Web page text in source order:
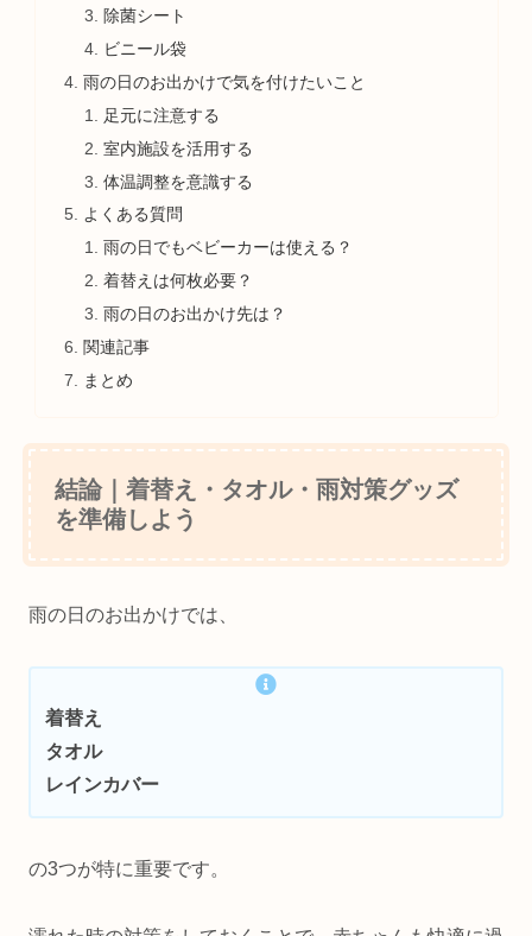
除菌シート
ビニール袋
雨の日のお出かけで気を付けたいこと
足元に注意する
室内施設を活用する
体温調整を意識する
よくある質問
雨の日でもベビーカーは使える？
着替えは何枚必要？
雨の日のお出かけ先は？
関連記事
まとめ
結論｜着替え・タオル・雨対策グッズ
を準備しよう
雨の日のお出かけでは、
着替え
タオル
レインカバー
の3つが特に重要です。